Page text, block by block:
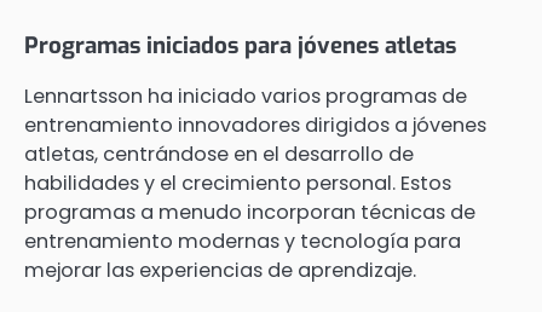
Programas iniciados para jóvenes atletas
Lennartsson ha iniciado varios programas de
entrenamiento innovadores dirigidos a jóvenes
atletas, centrándose en el desarrollo de
habilidades y el crecimiento personal. Estos
programas a menudo incorporan técnicas de
entrenamiento modernas y tecnología para
mejorar las experiencias de aprendizaje.